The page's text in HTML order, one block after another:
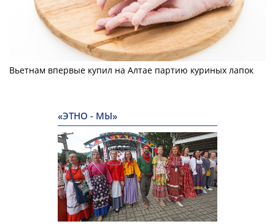
Вьетнам впервые купил на Алтае партию куриных лапок
«ЭТНО - МЫ»